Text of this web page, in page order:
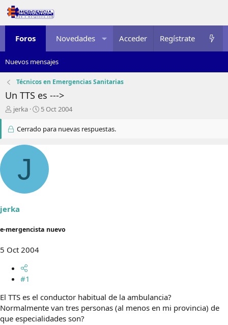
Foros Novedades Multimedia Recursos
Acceder Regístrate
Nuevos mensajes
Técnicos en Emergencias Sanitarias
Un TTS es --->
I
i
i
d
l
e
jerka
F
c
h
d
n
i
5 Oct 2004
Cerrado para nuevas respuestas.
J
jerka
e-mergencista nuevo
5 Oct 2004
#1
El TTS es el conductor habitual de la ambulancia?
Normalmente van tres personas (al menos en mi provincia) de
que especialidades son?